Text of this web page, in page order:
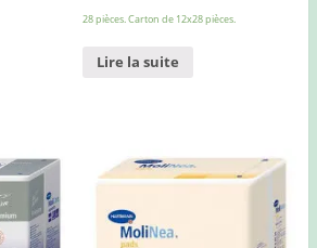
28 pièces. Carton de 12x28 pièces.
Lire la suite